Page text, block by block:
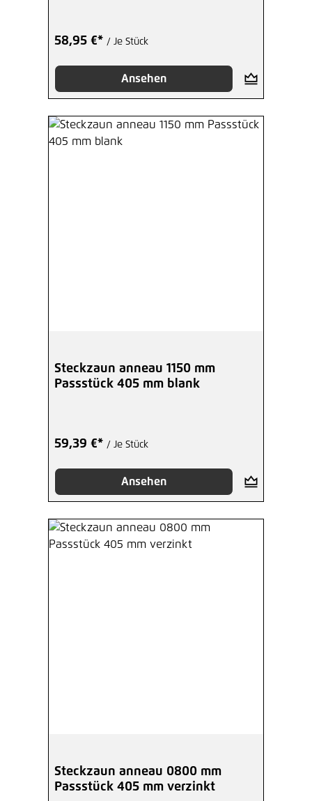
58,95 €* / Je Stück
Ansehen
Steckzaun anneau 1150 mm
Passstück 405 mm blank
59,39 €* / Je Stück
Ansehen
Steckzaun anneau 0800 mm
Passstück 405 mm verzinkt